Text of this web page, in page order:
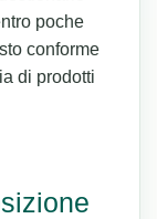
poche
conforme
di prodotti